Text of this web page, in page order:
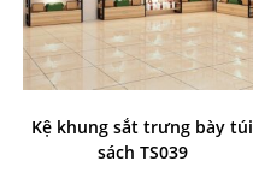
Kệ khung sắt trưng bày túi
sách TS039